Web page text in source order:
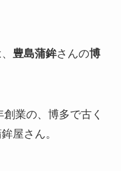
豊島蒲鉾さんの博
業の、博多で古く
屋さん。